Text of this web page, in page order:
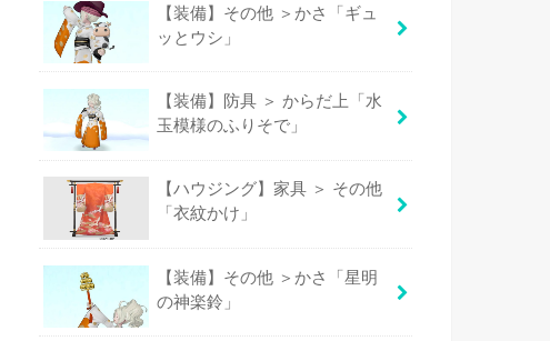
【装備】その他 ＞かさ「ギュ
ッとウシ」
【装備】防具 ＞ からだ上「水
玉模様のふりそで」
【ハウジング】家具 ＞ その他
「衣紋かけ」
【装備】その他 ＞かさ「星明
の神楽鈴」